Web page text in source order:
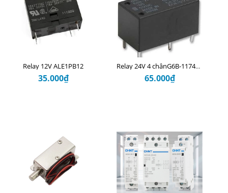
Relay 12V ALE1PB12
35.000₫
Relay 24V 4 chânG6B-1174P-FD-US-P6B DC24V
65.000₫